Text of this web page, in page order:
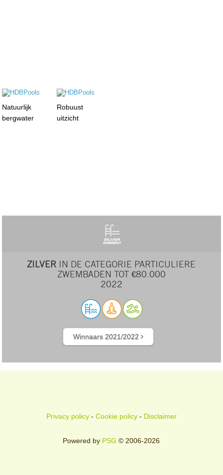
Natuurlijk
bergwater
Robuust
uitzicht
ZILVER IN DE CATEGORIE PARTICULIERE
ZWEMBADEN TOT €80.000
2022
Winnaars 2021/2022
Privacy policy- Cookie policy- Disclaimer
Powered by PSG © 2006-2026